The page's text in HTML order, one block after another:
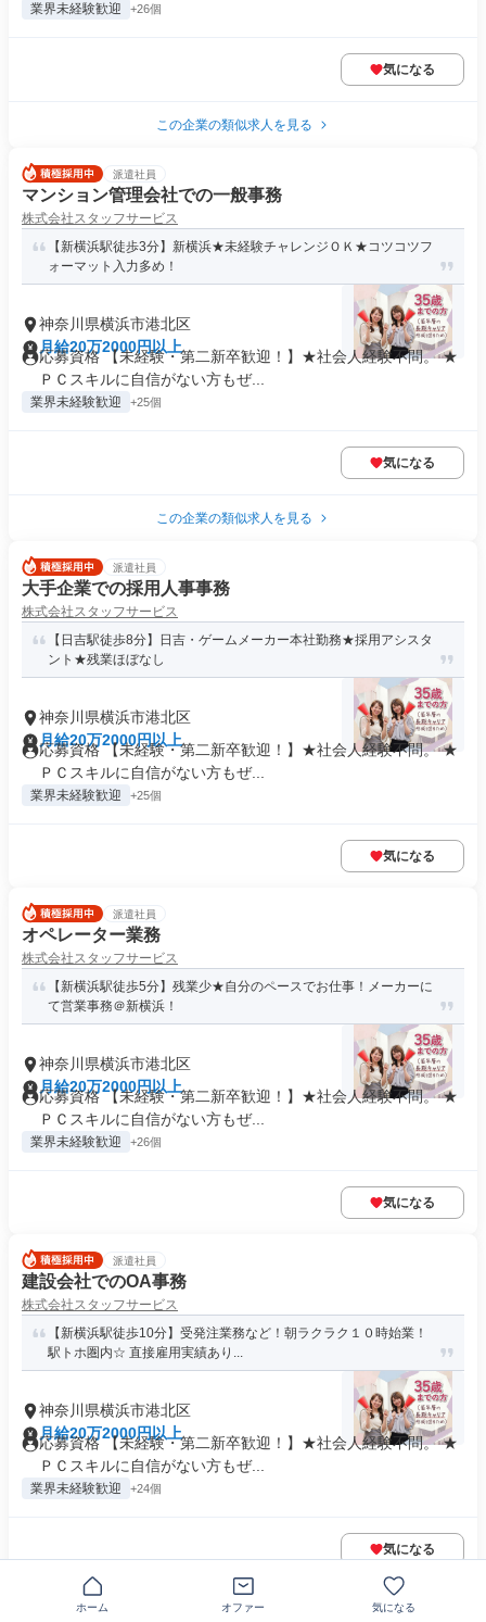
業界未経験歓迎 +26個
気になる
この企業の類似求人を見る
派遣社員
マンション管理会社での一般事務
株式会社スタッフサービス
【新横浜駅徒歩3分】新横浜★未経験チャレンジＯＫ★コツコツフ
ォーマット入力多め！
神奈川県横浜市港北区
月給20万2000円以上
応募資格 【未経験・第二新卒歓迎！】★社会人経験不問。 ★
ＰＣスキルに自信がない方もぜ...
業界未経験歓迎 +25個
気になる
この企業の類似求人を見る
派遣社員
大手企業での採用人事事務
株式会社スタッフサービス
【日吉駅徒歩8分】日吉・ゲームメーカー本社勤務★採用アシスタ
ント★残業ほぼなし
神奈川県横浜市港北区
月給20万2000円以上
応募資格 【未経験・第二新卒歓迎！】★社会人経験不問。 ★
ＰＣスキルに自信がない方もぜ...
業界未経験歓迎 +25個
気になる
派遣社員
オペレーター業務
株式会社スタッフサービス
【新横浜駅徒歩5分】残業少★自分のペースでお仕事！メーカーに
て営業事務＠新横浜！
神奈川県横浜市港北区
月給20万2000円以上
応募資格 【未経験・第二新卒歓迎！】★社会人経験不問。 ★
ＰＣスキルに自信がない方もぜ...
業界未経験歓迎 +26個
気になる
派遣社員
建設会社でのOA事務
株式会社スタッフサービス
【新横浜駅徒歩10分】受発注業務など！朝ラクラク１０時始業！
駅トホ圏内☆ 直接雇用実績あり...
神奈川県横浜市港北区
月給20万2000円以上
応募資格 【未経験・第二新卒歓迎！】★社会人経験不問。 ★
ＰＣスキルに自信がない方もぜ...
業界未経験歓迎 +24個
気になる
この企業の類似求人を見る
ホーム オファー 気になる